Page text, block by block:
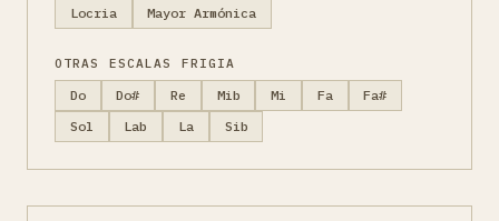
Locria
Mayor Armónica
OTRAS ESCALAS FRIGIA
Do Do# Re Mib Mi Fa
Fa#
Sol
Lab La Sib